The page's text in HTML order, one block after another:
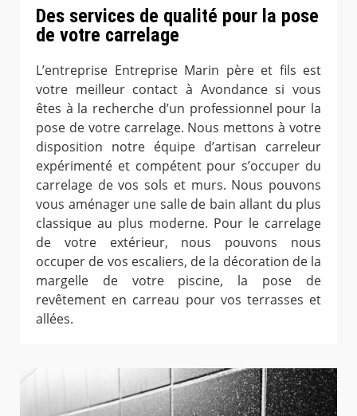
Des services de qualité pour la pose
de votre carrelage
L’entreprise Entreprise Marin père et fils est
votre meilleur contact à Avondance si vous
êtes à la recherche d’un professionnel pour la
pose de votre carrelage. Nous mettons à votre
disposition notre équipe d’artisan carreleur
expérimenté et compétent pour s’occuper du
carrelage de vos sols et murs. Nous pouvons
vous aménager une salle de bain allant du plus
classique au plus moderne. Pour le carrelage
de votre extérieur, nous pouvons nous
occuper de vos escaliers, de la décoration de la
margelle de votre piscine, la pose de
revêtement en carreau pour vos terrasses et
allées.